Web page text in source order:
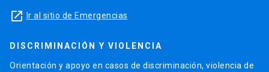
launch Ir al sitio de Emergencias
DISCRIMINACIÓN Y VIOLENCIA
Orientación y apoyo en casos de discriminación, violencia de